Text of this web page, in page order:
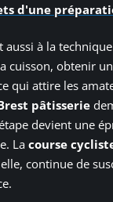
d'une
aussi à la
cuisson, obtenir
qui attire les
pâtisserie
devient une
La course
continue de